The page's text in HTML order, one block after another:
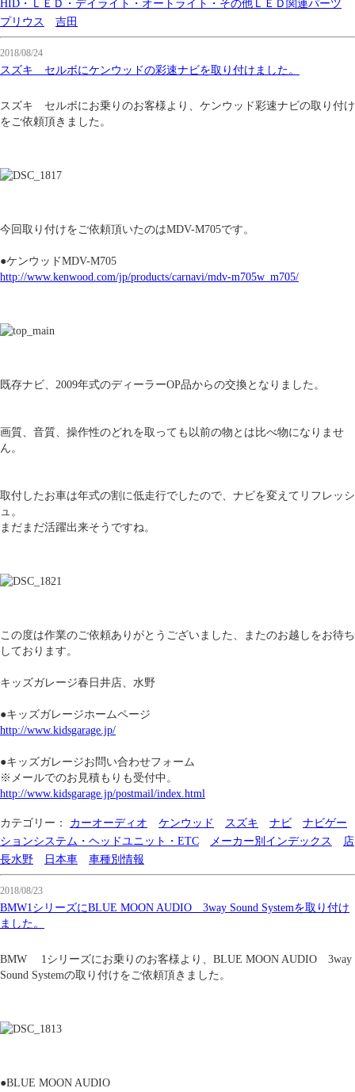
HID・ＬＥＤ・デイライト・オートライト・その他ＬＥＤ関連パーツ
プリウス
吉田
2018/08/24
スズキ セルボにケンウッドの彩速ナビを取り付けました。
スズキ セルボにお乗りのお客様より、ケンウッド彩速ナビの取り付け
をご依頼頂きました。
今回取り付けをご依頼頂いたのはMDV-M705です。
●ケンウッドMDV-M705
http://www.kenwood.com/jp/products/carnavi/mdv-m705w_m705/
既存ナビ、2009年式のディーラーOP品からの交換となりました。
画質、音質、操作性のどれを取っても以前の物とは比べ物になりませ
ん。
取付したお車は年式の割に低走行でしたので、ナビを変えてリフレッシ
ュ。
まだまだ活躍出来そうですね。
この度は作業のご依頼ありがとうございました、またのお越しをお待ち
しております。
キッズガレージ春日井店、水野
●キッズガレージホームページ
http://www.kidsgarage.jp/
●キッズガレージお問い合わせフォーム
※メールでのお見積もりも受付中。
http://www.kidsgarage.jp/postmail/index.html
カテゴリー： カーオーディオ ケンウッド スズキ ナビ
ナビゲー
ションシステム・ヘッドユニット・ETC
メーカー別インデックス
店
長水野
日本車 車種別情報
2018/08/23
BMW1シリーズにBLUE MOON AUDIO 3way Sound Systemを取り付け
ました。
BMW 1シリーズにお乗りのお客様より、BLUE MOON AUDIO 3way
Sound Systemの取り付けをご依頼頂きました。
●BLUE MOON AUDIO